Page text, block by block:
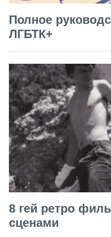
Полное
ЛГБТК+
8 гей ретро
сценами